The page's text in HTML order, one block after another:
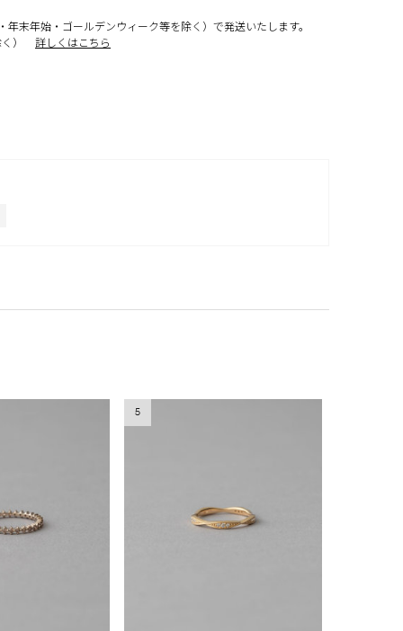
末年始・ゴールデンウィーク等を除く）で発送いたします。
）
詳しくはこちら
5